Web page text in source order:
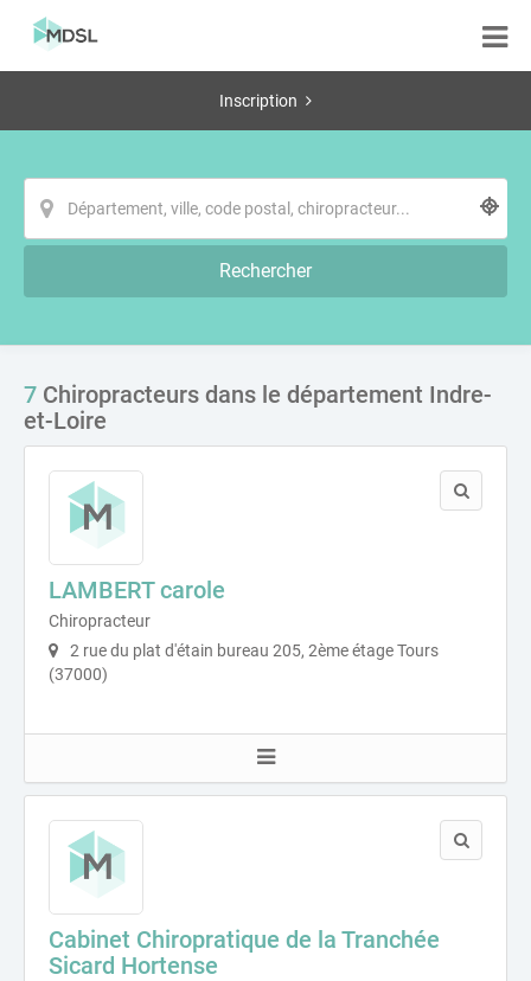
Inscription
Rechercher
7 Chiropracteurs dans le département Indre-
et-Loire
LAMBERT carole
Chiropracteur
2 rue du plat d'étain bureau 205, 2ème étage Tours
(37000)
Cabinet Chiropratique de la Tranchée
Sicard Hortense